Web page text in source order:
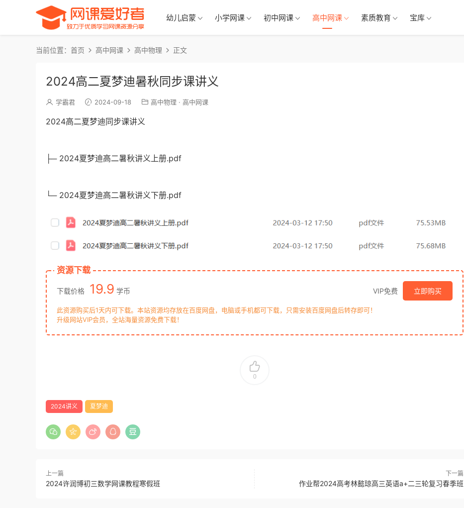
幼儿启蒙 小学网课 初中网课 高中网课 素质教育 宝库
当前位置： 首页 高中网课 高中物理 正文
2024高二夏梦迪暑秋同步课讲义
学霸君 2024-09-18 高中物理 · 高中网课
2024高二夏梦迪同步课讲义
├─ 2024夏梦迪高二暑秋讲义上册.pdf
└─ 2024夏梦迪高二暑秋讲义下册.pdf
资源下载
下载价格 19.9 学币 VIP免费 立即购买
此资源购买后1天内可下载。本站资源均存放在百度网盘，电脑或手机都可下载，只需安装百度网盘后转存即可！
升级网站VIP会员，全站海量资源免费下载！
0
2024讲义 夏梦迪
上一篇
2024许润博初三数学网课教程寒假班
下一篇
作业帮2024高考林懿琼高三英语a+二三轮复习春季班